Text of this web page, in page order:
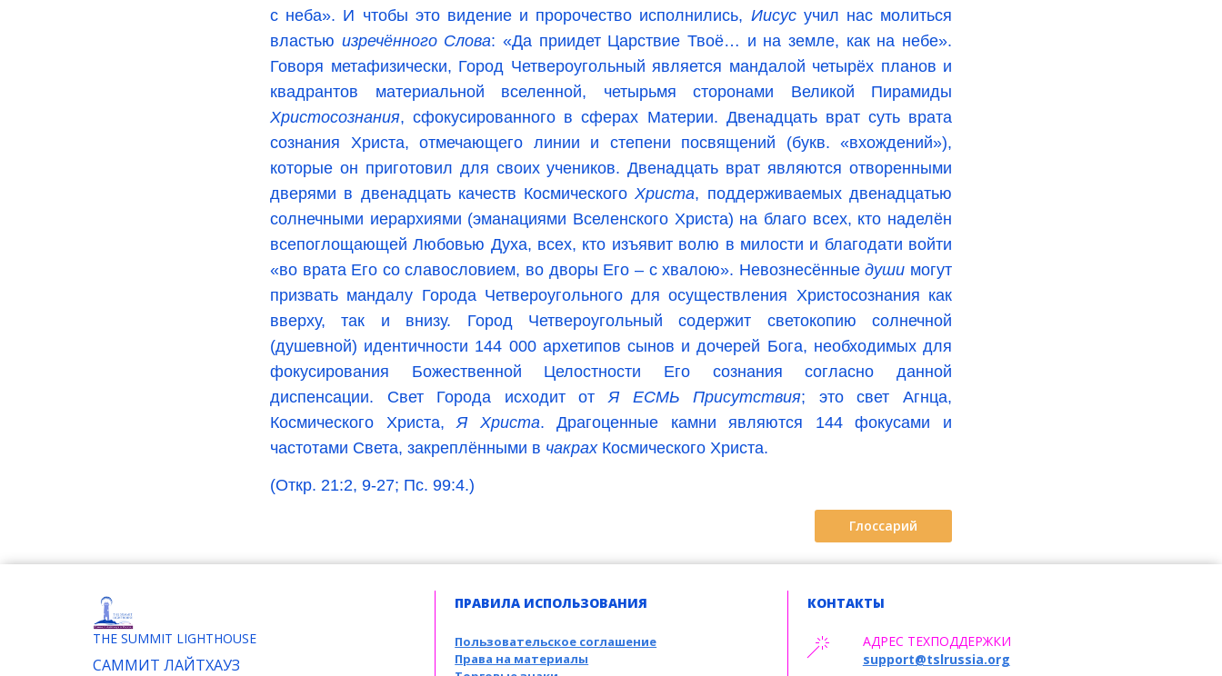
с неба». И чтобы это видение и пророчество исполнились, Иисус учил нас молиться
властью изречённого Слова: «Да приидет Царствие Твоё… и на земле, как на небе».
Говоря метафизически, Город Четвероугольный является мандалой четырёх планов и
квадрантов материальной вселенной, четырьмя сторонами Великой Пирамиды
Христосознания, сфокусированного в сферах Материи. Двенадцать врат суть врата
сознания Христа, отмечающего линии и степени посвящений (букв. «вхождений»),
которые он приготовил для своих учеников. Двенадцать врат являются отворенными
дверями в двенадцать качеств КосмическогоХриста, поддерживаемых двенадцатью
солнечными иерархиями (эманациями Вселенского Христа) на благо всех, кто наделён
всепоглощающей Любовью Духа, всех, кто изъявит волю в милости и благодати войти
«во врата Его со славословием, во дворы Его – с хвалою». Невознесённыедуши могут
призвать мандалу Города Четвероугольного для осуществления Христосознания как
вверху, так и внизу. Город Четвероугольный содержит светокопию солнечной
(душевной) идентичности 144 000 архетипов сынов и дочерей Бога, необходимых для
фокусирования Божественной Целостности Его сознания согласно данной
диспенсации. Свет Города исходит отЯ ЕСМЬ Присутствия; это свет Агнца,
Космического Христа,Я Христа. Драгоценные камни являются 144 фокусами и
частотами Света, закреплёнными в чакрах Космического Христа.
(Откр. 21:2, 9-27; Пс. 99:4.)
Глоссарий
THE SUMMIT LIGHTHOUSE
САММИТ ЛАЙТХАУЗ
ПРАВИЛА ИСПОЛЬЗОВАНИЯ
Пользовательское соглашение
Права на материалы
КОНТАКТЫ
АДРЕС ТЕХПОДДЕРЖКИ
support@tslrussia.org